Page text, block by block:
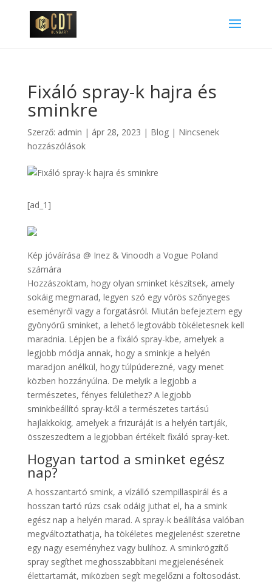
Fixáló spray-k hajra és
sminkre
Szerző: admin | ápr 28, 2023 | Blog| Nincsenek
hozzászólások
[ad_1]
Kép jóváírása @ Inez & Vinoodh a Vogue Poland
számára
Hozzászoktam, hogy olyan sminket készítsek, amely
sokáig megmarad, legyen szó egy vörös szőnyeges
eseményről vagy a forgatásról. Miután befejeztem egy
gyönyörű sminket, a lehető legtovább tökéletesnek kell
maradnia. Lépjen be a fixáló spray-kbe, amelyek a
legjobb módja annak, hogy a sminkje a helyén
maradjon anélkül, hogy túlpúderezné, vagy menet
közben hozzányúlna. De melyik a legjobb a
természetes, fényes felülethez? A legjobb
sminkbeállító spray-ktől a természetes tartású
hajlakkokig, amelyek a frizuráját is a helyén tartják,
összeszedtem a legjobban értékelt fixáló spray-ket.
Hogyan tartod a sminket egész
nap?
A hosszantartó smink, a vízálló szempillaspirál és a
hosszan tartó rúzs csak odáig juthat el, ha a smink
egész nap a helyén marad. A spray-k beállítása valóban
megváltoztathatja, ha tökéletes megjelenést szeretne
egy nagy eseményhez vagy bulihoz. A sminkrögzítő
spray segíthet meghosszabbítani megjelenésének
élettartamát, miközben segít megelőzni a foltosodást.